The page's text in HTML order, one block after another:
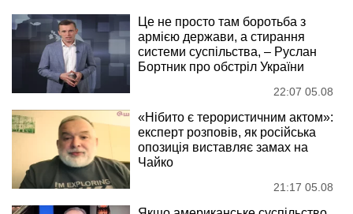
Це не просто там боротьба з
армією держави, а стирання
системи суспільства, – Руслан
Бортник про обстріл України
22:07 05.08
«Нібито є терористичним актом»:
експерт розповів, як російська
опозиція виставляє замах на
Чайко
21:17 05.08